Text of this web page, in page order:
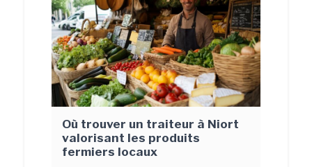
Où trouver un traiteur à Niort
valorisant les produits
fermiers locaux